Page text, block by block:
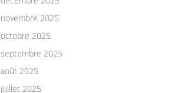
novembre 2025
octobre 2025
septembre 2025
août 2025
juillet 2025